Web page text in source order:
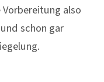
also
schon gar